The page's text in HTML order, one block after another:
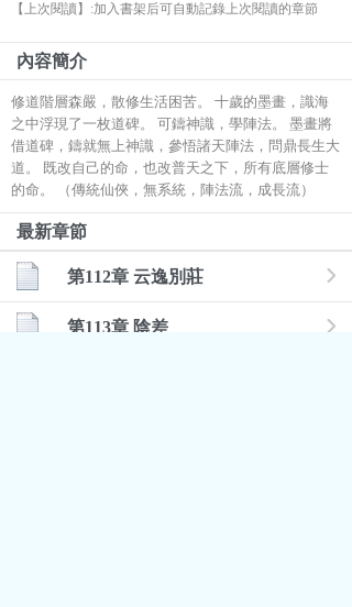
【上次閱讀】:加入書架后可自動記錄上次閱讀的章節
內容簡介
修道階層森嚴，散修生活困苦。 十歲的墨畫，識海
之中浮現了一枚道碑。 可鑄神識，學陣法。 墨畫將
借道碑，鑄就無上神識，參悟諸天陣法，問鼎長生大
道。 既改自己的命，也改普天之下，所有底層修士
的命。 （傳統仙俠，無系統，陣法流，成長流）
最新章節
第112章 云逸別莊
第113章 陰差